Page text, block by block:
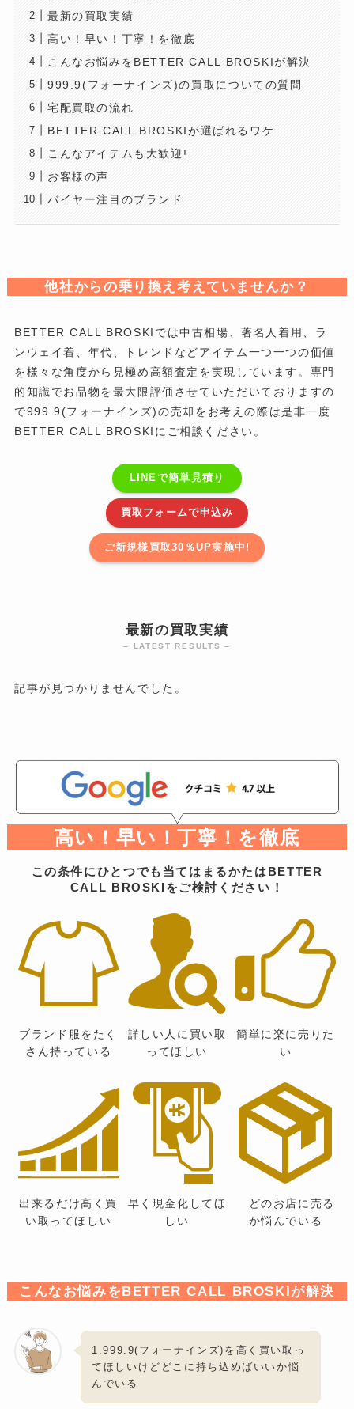
最新の買取実績
高い！早い！丁寧！を徹底
こんなお悩みをBETTER CALL BROSKIが解決
999.9(フォーナインズ)の買取についての質問
宅配買取の流れ
BETTER CALL BROSKIが選ばれるワケ
こんなアイテムも大歓迎!
お客様の声
バイヤー注目のブランド
他社からの乗り換え考えていませんか？
BETTER CALL BROSKIでは中古相場、著名人着用、ラ
ンウェイ着、年代、トレンドなどアイテム一つ一つの価値
を様々な角度から見極め高額査定を実現しています。専門
的知識でお品物を最大限評価させていただいておりますの
で999.9(フォーナインズ)の売却をお考えの際は是非一度
BETTER CALL BROSKIにご相談ください。
LINEで簡単見積り
買取フォームで申込み
ご新規様買取30％UP実施中!
最新の買取実績
– LATEST RESULTS –
記事が見つかりませんでした。
高い！早い！丁寧！を徹底
この条件にひとつでも当てはまるかたはBETTER
CALL BROSKIをご検討ください！
ブランド服をたく
さん持っている
詳しい人に買い取
ってほしい
簡単に楽に売りた
い
出来るだけ高く買
い取ってほしい
早く現金化してほ
しい
どのお店に売る
か悩んでいる
こんなお悩みをBETTER CALL BROSKIが解決
1.999.9(フォーナインズ)を高く買い取っ
てほしいけどどこに持ち込めばいいか悩
んでいる